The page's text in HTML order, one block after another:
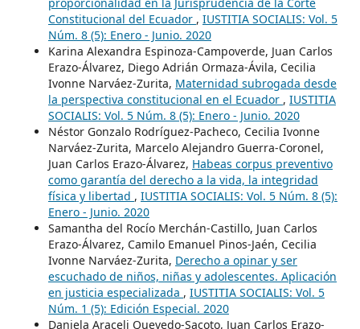
Constitucional del Ecuador , IUSTITIA SOCIALIS: Vol. 5
Núm. 8 (5): Enero - Junio. 2020
Karina Alexandra Espinoza-Campoverde, Juan Carlos
Erazo-Álvarez, Diego Adrián Ormaza-Ávila, Cecilia
Ivonne Narváez-Zurita, Maternidad subrogada desde
la perspectiva constitucional en el Ecuador , IUSTITIA
SOCIALIS: Vol. 5 Núm. 8 (5): Enero - Junio. 2020
Néstor Gonzalo Rodríguez-Pacheco, Cecilia Ivonne
Narváez-Zurita, Marcelo Alejandro Guerra-Coronel,
Juan Carlos Erazo-Álvarez, Habeas corpus preventivo
como garantía del derecho a la vida, la integridad
física y libertad , IUSTITIA SOCIALIS: Vol. 5 Núm. 8 (5):
Enero - Junio. 2020
Samantha del Rocío Merchán-Castillo, Juan Carlos
Erazo-Álvarez, Camilo Emanuel Pinos-Jaén, Cecilia
Ivonne Narváez-Zurita, Derecho a opinar y ser
escuchado de niños, niñas y adolescentes. Aplicación
en justicia especializada , IUSTITIA SOCIALIS: Vol. 5
Núm. 1 (5): Edición Especial. 2020
Daniela Araceli Quevedo-Sacoto, Juan Carlos Erazo-